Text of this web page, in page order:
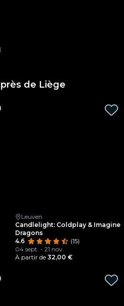
de Liège
Leuven
Candlelight: Coldplay & Imagine
Dragons
4.6
(15)
04 sept. - 21 nov.
À partir de 32,00 €